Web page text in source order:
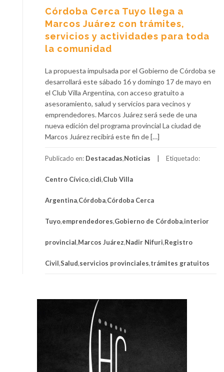
Córdoba Cerca Tuyo llega a
Marcos Juárez con trámites,
servicios y actividades para toda
la comunidad
La propuesta impulsada por el Gobierno de Córdoba se
desarrollará este sábado 16 y domingo 17 de mayo en
el Club Villa Argentina, con acceso gratuito a
asesoramiento, salud y servicios para vecinos y
emprendedores. Marcos Juárez será sede de una
nueva edición del programa provincial La ciudad de
Marcos Juárez recibirá este fin de […]
Publicado en: Destacadas,Noticias Etiquetado:
Centro Cívico,cidi,Club Villa
Argentina,Córdoba,Córdoba Cerca
Tuyo,emprendedores,Gobierno de Córdoba,interior
provincial,Marcos Juárez,Nadir Nifuri,Registro
Civil,Salud,servicios provinciales,trámites gratuitos